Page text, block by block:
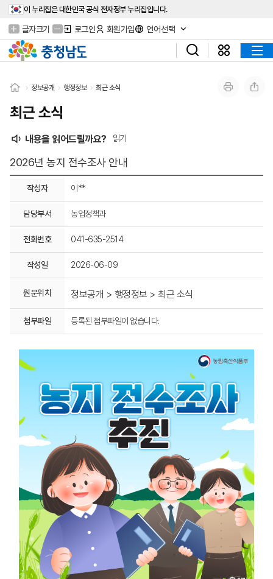
이 누리집은 대한민국 공식 전자정부 누리집입니다.
글자크기 로그인 회원가입 언어선택
정보공개 행정정보 최근 소식
최근 소식
내용을 읽어드릴까요? 읽기
2026년 농지 전수조사 안내
작성자 이**
담당부서 농업정책과
전화번호 041-635-2514
작성일 2026-06-09
원문위치 정보공개 > 행정정보 > 최근 소식
첨부파일 등록된 첨부파일이 없습니다.